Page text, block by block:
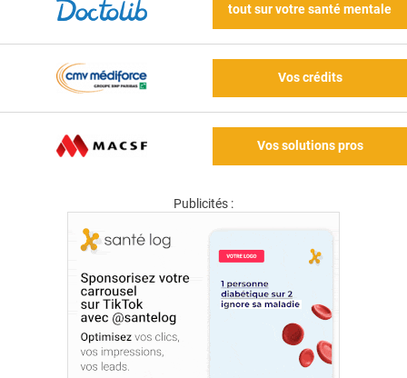
tout sur votre santé mentale
Vos crédits
Vos solutions pros
Publicités :